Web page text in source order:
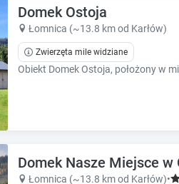
h
e
k
e
s
Domek Ostoja
Łomnica (~13.8 km od Karłów)
Zwierzęta mile widziane
Domek Nasze Miejsce w
Łomnica (~13.8 km od Karłów)•